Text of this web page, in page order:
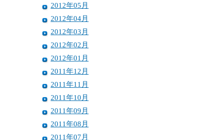
2012年05月
2012年04月
2012年03月
2012年02月
2012年01月
2011年12月
2011年11月
2011年10月
2011年09月
2011年08月
2011年07月